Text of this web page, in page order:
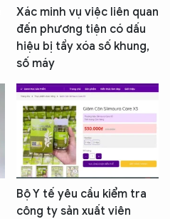
Xác minh vụ việc liên quan
đến phương tiện có dấu
hiệu bị tẩy xóa số khung,
số máy
Bộ Y tế yêu cầu kiểm tra
công ty sản xuất viên